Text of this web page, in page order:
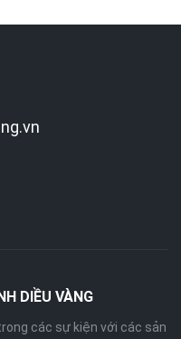
DIỀU VÀNG
các sự kiện với các sản